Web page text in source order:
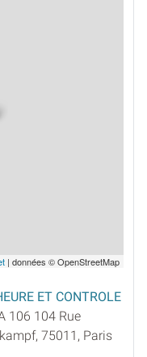
| données © OpenStreetMap
ET CONTROLE
106 104 Rue
75011, Paris